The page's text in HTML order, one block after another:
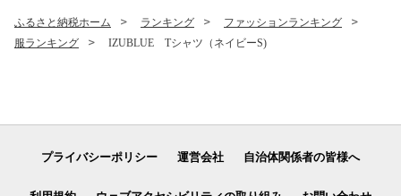
ふるさと納税ホーム ランキング
ファッションランキング
服ランキング
IZUBLUE Tシャツ（ネイビーS)
プライバシーポリシー 運営会社 自治体関係者の皆様へ